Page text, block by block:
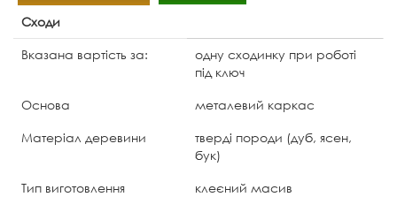
Сходи
Вказана вартість за:
одну сходинку при роботі
під ключ
Основа
металевий каркас
Матеріал деревини
тверді породи (дуб, ясен,
бук)
Тип виготовлення
клеєний масив